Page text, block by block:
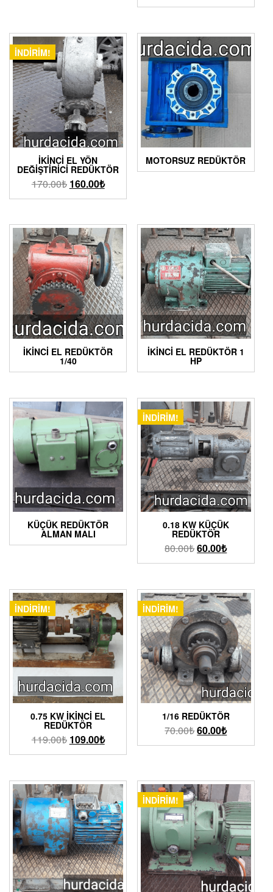
İNDIRIM!
İKINCI EL YÖN
DEĞIŞTIRICI REDÜKTÖR
170.00₺ 160.00₺
MOTORSUZ REDÜKTÖR
İKINCI EL REDÜKTÖR
1/40
İKINCI EL REDÜKTÖR 1
HP
KÜÇÜK REDÜKTÖR
ALMAN MALI
İNDIRIM!
0.18 KW KÜÇÜK
REDÜKTÖR
80.00₺60.00₺
İNDIRIM!
0.75 KW İKINCI EL
REDÜKTÖR
119.00₺ 109.00₺
İNDIRIM!
1/16 REDÜKTÖR
70.00₺60.00₺
İNDIRIM!